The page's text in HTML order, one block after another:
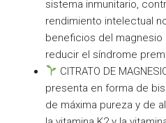
sistema inmunitario,
rendimiento intelectual
beneficios del magnesio
reducir el síndrome
CITRATO DE
presenta en forma de
de máxima pureza y de